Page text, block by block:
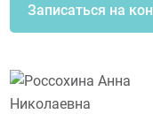
Записаться на